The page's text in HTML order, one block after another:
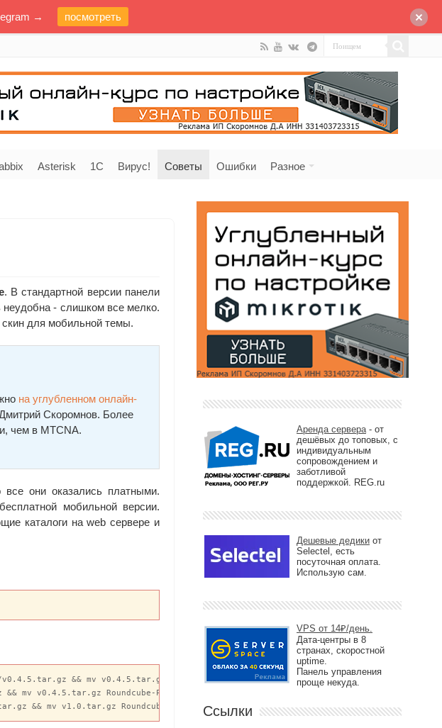
Asterisk 1C Вирус! Советы Ошибки Разное
. В стандартной версии панели
неудобна - слишком все мелко.
скин для мобильной темы.
на углубленном онлайн-
Скоромнов. Более
чем в MTCNA.
они оказались платными.
мобильной версии.
каталоги на web сервере и
&& mv v0.4.5.tar.gz Roundcube-Skin-Melanie2-Larry-Mobile-0.4.5.tar.gz
mv v0.4.5.tar.gz Roundcube-Plugin-Mobile-0.4.5.tar.gz
&& mv v1.0.tar.gz Roundcube-Plugin-JQuery-Mobile-1.0.tar.gz
Аренда сервера- от
дешёвых до топовых, с
индивидуальным
сопровождением и
заботливой
поддержкой. REG.ru
Дешевые дедики от
Selectel, есть
посуточная оплата.
Использую сам.
VPS от 14₽/день.
Дата-центры в 8
странах, скоростной
uptime.
Панель управления
проще некуда.
Ссылки
→ посмотреть